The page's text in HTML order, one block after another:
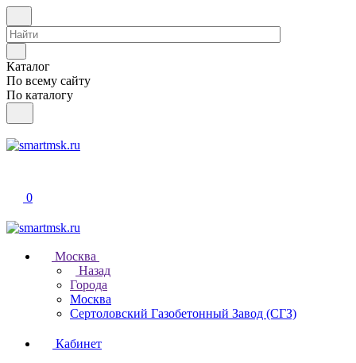
Каталог
По всему сайту
По каталогу
0
Москва
Назад
Города
Москва
Сертоловский Газобетонный Завод (СГЗ)
Кабинет